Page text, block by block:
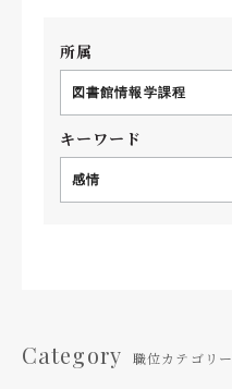
所属
図書館情報学課程
キーワード
感情
Category 職位カテゴリー